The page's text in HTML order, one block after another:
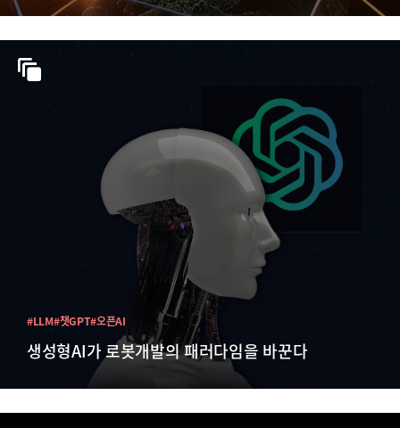
생성형AI가 로봇개발의 패러다임을 바꾼다
#LLM#챗GPT#오픈AI